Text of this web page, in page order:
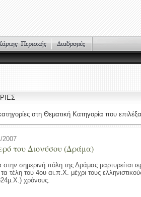
στη Θεματική Κατηγορία που
2007
του Διονύσου (Δράμα)
σημερινή πόλη της Δράμας μαρτυρείται
τέλη του 4ου αι.π.Χ. μέχρι τους
χρόνους.